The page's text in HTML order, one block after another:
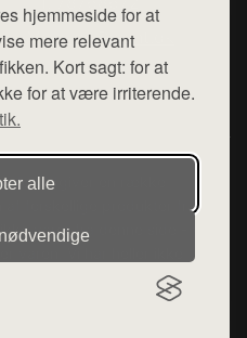
hjemmeside for at
mere relevant
Kort sagt: for at
for at være irriterende.
alle
Mail: hej@want.dk
Cookie- og privatlivspolitik
der udgiver en række
af forskellige produkter fra
varer fra denne side - vi
varen. Vi har heller ikke